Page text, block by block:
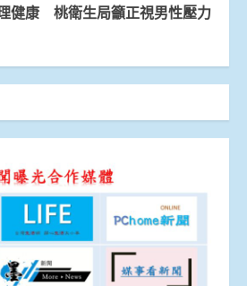
健康 桃衛生局籲正視男性壓力